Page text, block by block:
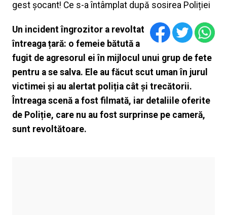
Un incident îngrozitor a revoltat
întreaga țară: o femeie bătută a
fugit de agresorul ei în mijlocul unui grup de fete
pentru a se salva. Ele au făcut scut uman în jurul
victimei și au alertat poliția cât și trecătorii.
Întreaga scenă a fost filmată, iar detaliile oferite
de Poliție, care nu au fost surprinse pe cameră,
sunt revoltătoare.